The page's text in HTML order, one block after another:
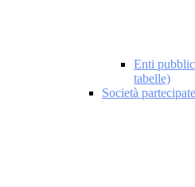
Enti
tabelle)
Società partecipate